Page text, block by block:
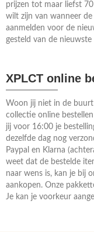
prijzen tot maar liefst
wilt zijn van wanneer de
aanmelden voor de
gesteld van de
XPLCT online
Woon jij niet in de buurt
collectie online
jij voor 16:00 je
dezelfde dag nog
Paypal en Klarna
weet dat de bestelde
naar wens is, kan je bij
aankopen. Onze
Je kan je voorkeur